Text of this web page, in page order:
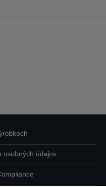
osobných údajov